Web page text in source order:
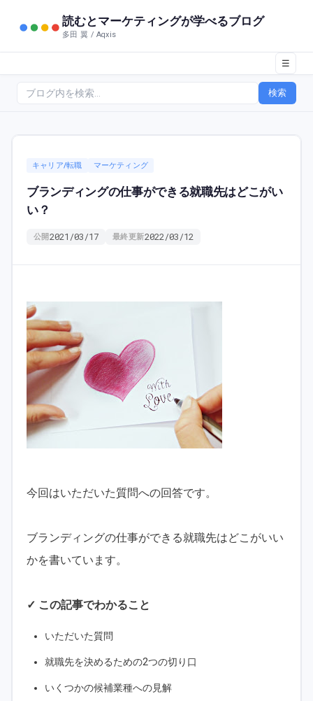
読むとマーケティングが学べるブログ
多田 翼 / Aqxis
☰
検索
キャリア/転職 マーケティング
ブランディングの仕事ができる就職先はどこがい
い？
公開2021/03/17 最終更新2022/03/12
今回はいただいた質問への回答です。
ブランディングの仕事ができる就職先はどこがいい
かを書いています。
✓ この記事でわかること
いただいた質問
就職先を決めるための2つの切り口
いくつかの候補業種への見解